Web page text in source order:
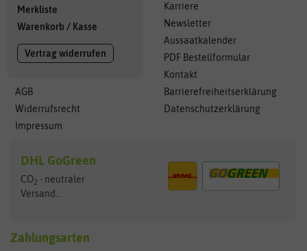
Merkliste
Warenkorb / Kasse
Vertrag widerrufen
AGB
Widerrufsrecht
Impressum
Karriere
Newsletter
Aussaatkalender
PDF Bestellformular
Kontakt
Barrierefreiheitserklärung
Datenschutzerklärung
DHL GoGreen
CO2 - neutraler
Versand...
Zahlungsarten